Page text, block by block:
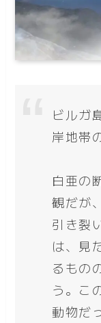
ビルガ
岸地帯
白亜の
観だが
引き裂
は、見
るもの
う。こ
動物だ